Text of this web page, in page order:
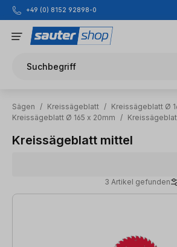
Zum Hauptinhalt springen
+49 (0) 8152 92898-0
Suchbegriff
Sägen / Kreissägeblatt / Kreissägeblatt Ø
Kreissägeblatt Ø 165 x 20mm
/
Kreissägeblatt mittel
3 Artikel gefunden
3 Artikel gefunden